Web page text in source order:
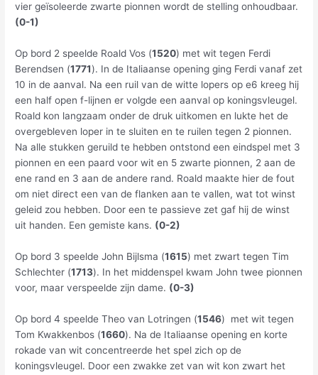
vier geïsoleerde zwarte pionnen wordt de stelling onhoudbaar.
(0-1)
Op bord 2 speelde Roald Vos (1520) met wit tegen Ferdi
Berendsen (1771). In de Italiaanse opening ging Ferdi vanaf zet
10 in de aanval. Na een ruil van de witte lopers op e6 kreeg hij
een half open f-lijnen er volgde een aanval op koningsvleugel.
Roald kon langzaam onder de druk uitkomen en lukte het de
overgebleven loper in te sluiten en te ruilen tegen 2 pionnen.
Na alle stukken geruild te hebben ontstond een eindspel met 3
pionnen en een paard voor wit en 5 zwarte pionnen, 2 aan de
ene rand en 3 aan de andere rand. Roald maakte hier de fout
om niet direct een van de flanken aan te vallen, wat tot winst
geleid zou hebben. Door een te passieve zet gaf hij de winst
uit handen. Een gemiste kans. (0-2)
Op bord 3 speelde John Bijlsma (1615) met zwart tegen Tim
Schlechter (1713). In het middenspel kwam John twee pionnen
voor, maar verspeelde zijn dame. (0-3)
Op bord 4 speelde Theo van Lotringen (1546) met wit tegen
Tom Kwakkenbos (1660). Na de Italiaanse opening en korte
rokade van wit concentreerde het spel zich op de
koningsvleugel. Door een zwakke zet van wit kon zwart het